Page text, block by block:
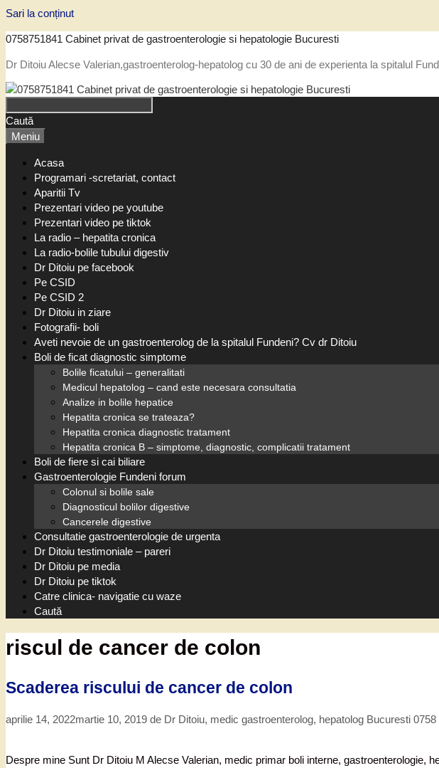
Sari la conținut
0758751841 Cabinet privat de gastroenterologie si hepatologie Bucuresti
Dr Ditoiu Alecse Valerian,gastroenterolog-hepatolog cu 30 de ani de experienta la spitalul
Caută
Meniu
Acasa
Programari -scretariat, contact
Aparitii Tv
Prezentari video pe youtube
Prezentari video pe tiktok
La radio – hepatita cronica
La radio-bolile tubului digestiv
Dr Ditoiu pe facebook
Pe CSID
Pe CSID 2
Dr Ditoiu in ziare
Fotografii- boli
Aveti nevoie de un gastroenterolog de la spitalul Fundeni? Cv dr Ditoiu
Boli de ficat diagnostic simptome
Bolile ficatului – generalitati
Medicul hepatolog – cand este necesara consultatia
Analize in bolile hepatice
Hepatita cronica se trateaza?
Hepatita cronica diagnostic tratament
Hepatita cronica B – simptome, diagnostic, complicatii tratament
Boli de fiere si cai biliare
Gastroenterologie Fundeni forum
Colonul si bolile sale
Diagnosticul bolilor digestive
Cancerele digestive
Consultatie gastroenterologie de urgenta
Dr Ditoiu testimoniale – pareri
Dr Ditoiu pe media
Dr Ditoiu pe tiktok
Catre clinica- navigatie cu waze
Caută
riscul de cancer de colon
Scaderea riscului de cancer de colon
aprilie 14, 2022martie 10, 2019 de Dr Ditoiu, medic gastroenterolog, hepatolog Bucuresti 0758
Despre mine Sunt Dr Ditoiu M Alecse Valerian, medic primar boli interne, gastroenterologie,